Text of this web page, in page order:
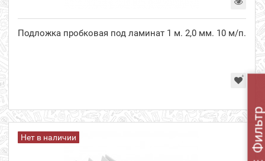
Подложка пробковая под ламинат 1 м. 2,0 мм. 10 м/п.
Нет в наличии